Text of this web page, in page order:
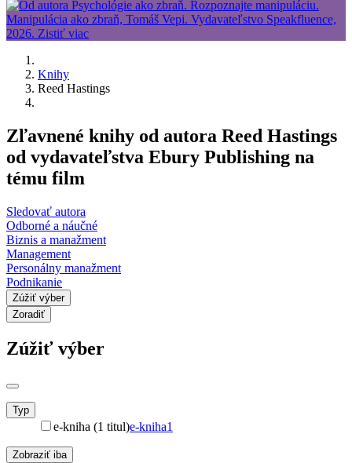
Knihy
Reed Hastings
Zľavnené knihy od autora Reed Hastings
od vydavateľstva Ebury Publishing na
tému film
Sledovať autora
Odborné a náučné
Biznis a manažment
Management
Personálny manažment
Podnikanie
Zúžiť výber
Zoradiť
Zúžiť výber
Typ
e-kniha (1 titul)e-kniha1
Zobraziť iba